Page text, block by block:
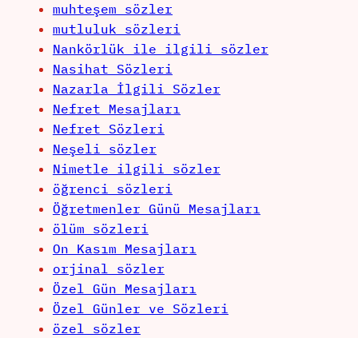
muhteşem sözler
mutluluk sözleri
Nankörlük ile ilgili sözler
Nasihat Sözleri
Nazarla İlgili Sözler
Nefret Mesajları
Nefret Sözleri
Neşeli sözler
Nimetle ilgili sözler
öğrenci sözleri
Öğretmenler Günü Mesajları
ölüm sözleri
On Kasım Mesajları
orjinal sözler
Özel Gün Mesajları
Özel Günler ve Sözleri
özel sözler